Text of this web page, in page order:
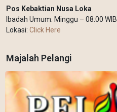
Pos Kebaktian Nusa Loka
Ibadah Umum: Minggu – 08:00 WIB
Lokasi: Click Here
Majalah Pelangi